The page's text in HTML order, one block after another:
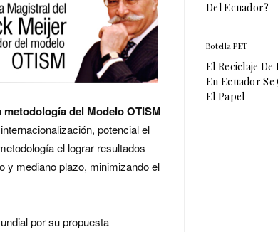
del Modelo OTISM
potencial el
el lograr resultados
y mediano plazo, minimizando el
por su propuesta
Del Ecuador?
Botella PET
El Reciclaje De
En Ecuador Se
El Papel